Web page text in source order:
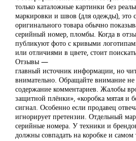
только каталожные картинки без
маркировки и швов (для одежды), это
оригинального товара обычно
серийный номер, пломбы. Когда в
публикуют фото с кривыми
или отличиями в цвете, стоит
Отзывы —
главный источник информации, но
внимательно. Обращайте внимание
содержание комментариев. Жалобы
защитной плёнки», «коробка мятая
сигнал. Особенно если продавец
игнорирует претензии. Отдельный
серийные номера. У техники и
должны совпадать на коробке и самом